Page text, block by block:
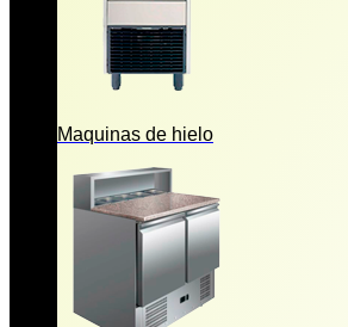
Maquinas de hielo